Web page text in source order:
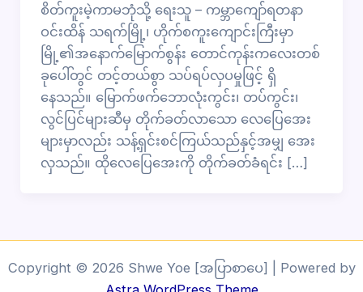
စိတ်ကူးမဲ့ကာမဘုံသို့ ရေးသူ – ကမ္ဘာကျော်ရတနာ
ဝင်းထိန် သရက်မြို့၊ ဟိုက်စကူးကျောင်းကြီးမှာ
မြို့၏အနောက်မြောက်စွန်း တောင်ကုန်းကလေးတစ်
ခုပေါ်တွင် တင့်တယ်စွာ သပ်ရပ်လှပမှုဖြင့် ရှိ
နေသည်။ မြောက်ဖက်ဘောလုံးကွင်း၊ တပ်ကွင်း၊
လွင်ပြင်များဆီမှ တိုက်ခတ်လာသော လေပြေအေး
များမှာလည်း သန့်ရှင်းစင်ကြယ်သည်နှင့်အမျှ အေး
လှသည်။ ထိုလေပြေအေးကို တိုက်ခတ်ခံရင်း […]
Copyright © 2026 Shwe Yoe [အပြာစာပေ] | Powered by